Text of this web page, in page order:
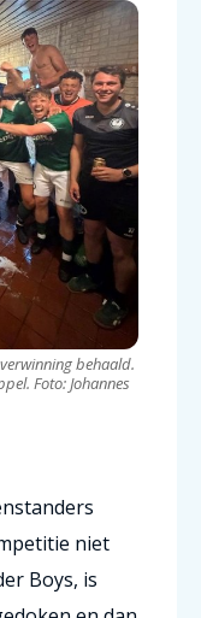
behaald.
Foto: Johannes
niet
Boys, is